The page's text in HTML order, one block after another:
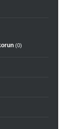
(0)